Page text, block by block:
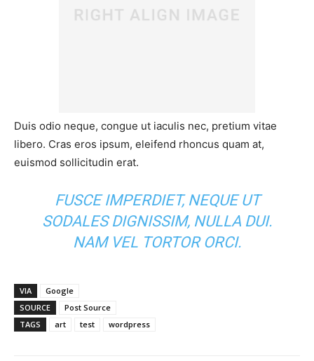
Duis odio neque, congue ut iaculis nec, pretium vitae
libero. Cras eros ipsum, eleifend rhoncus quam at,
euismod sollicitudin erat.
FUSCE IMPERDIET, NEQUE UT
SODALES DIGNISSIM, NULLA DUI.
NAM VEL TORTOR ORCI.
VIA
Google
SOURCE
Post Source
TAGS
art test wordpress